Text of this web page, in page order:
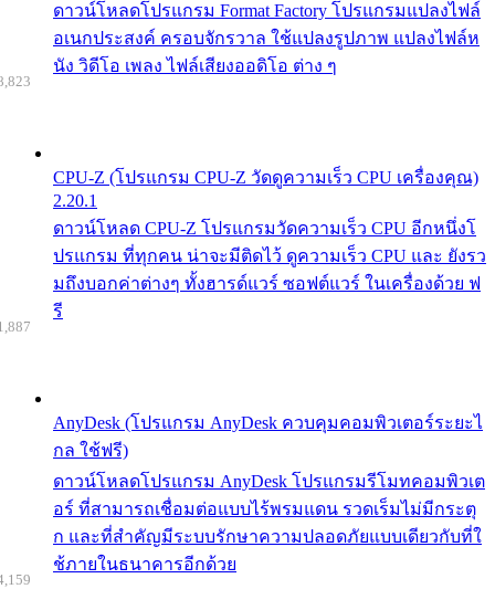
ดาวน์โหลดโปรแกรม Format Factory โปรแกรมแปลงไฟล์
อเนกประสงค์ ครอบจักรวาล ใช้แปลงรูปภาพ แปลงไฟล์ห
นัง วิดีโอ เพลง ไฟล์เสียงออดิโอ ต่าง ๆ
CPU-Z (โปรแกรม CPU-Z วัดดูความเร็ว CPU เครื่องคุณ)
2.20.1
ดาวน์โหลด CPU-Z โปรแกรมวัดความเร็ว CPU อีกหนึ่งโ
ปรแกรม ที่ทุกคน น่าจะมีติดไว้ ดูความเร็ว CPU และ ยังรว
มถึงบอกค่าต่างๆ ทั้งฮารด์แวร์ ซอฟต์แวร์ ในเครื่องด้วย ฟ
รี
AnyDesk (โปรแกรม AnyDesk ควบคุมคอมพิวเตอร์ระยะไ
กล ใช้ฟรี)
ดาวน์โหลดโปรแกรม AnyDesk โปรแกรมรีโมทคอมพิวเต
อร์ ที่สามารถเชื่อมต่อแบบไร้พรมแดน รวดเร็มไม่มีกระตุ
ก และที่สำคัญมีระบบรักษาความปลอดภัยแบบเดียวกับที่ใ
ช้ภายในธนาคารอีกด้วย